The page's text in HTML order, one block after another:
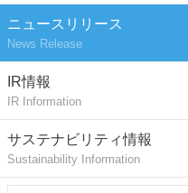
ニュースリリース
News Release
IR情報
IR Information
サステナビリティ情報
Sustainability Information